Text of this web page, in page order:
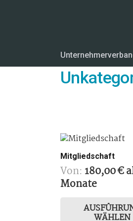
Mitgliedschaft
Von: 180,00€
Monate
WÄHLEN